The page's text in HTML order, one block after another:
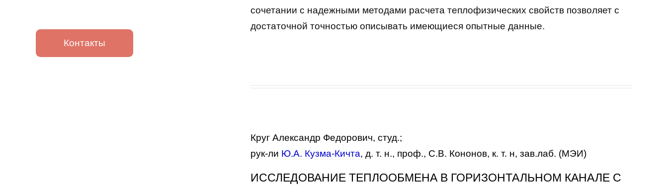
Контакты
сочетании с надежными методами расчета теплофизических свойств позволяет с
достаточной точностью описывать имеющиеся опытные данные.
Круг Александр Федорович, студ.;
рук-ли Ю.А. Кузма-Кичта, д. т. н., проф., С.В. Кононов, к. т. н, зав.лаб. (МЭИ)
ИССЛЕДОВАНИЕ ТЕПЛООБМЕНА В ГОРИЗОНТАЛЬНОМ КАНАЛЕ С